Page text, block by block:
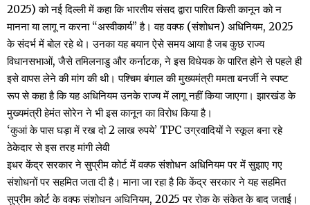
2025) को नई दिल्ली में कहा कि भारतीय संसद द्वारा पारित किसी कानून को न
मानना या लागू न करना “अस्वीकार्य” है। वह वक्फ (संशोधन) अधिनियम, 2025
के संदर्भ में बोल रहे थे। उनका यह बयान ऐसे समय आया है जब कुछ राज्य
विधानसभाओं, जैसे तमिलनाडु और कर्नाटक, ने इस विधेयक के पारित होने से पहले ही
इसे वापस लेने की मांग की थी। पश्चिम बंगाल की मुख्यमंत्री ममता बनर्जी ने स्पष्ट
रूप से कहा है कि यह अधिनियम उनके राज्य में लागू नहीं किया जाएगा। झारखंड के
मुख्यमंत्री हेमंत सोरेन ने भी इस कानून का विरोध किया है।
‘कुआं के पास घड़ा में रख दो 2 लाख रुपये’ TPC उग्रवादियों ने स्कूल बना रहे
ठेकेदार से इस तरह मांगी लेवी
इधर केंद्र सरकार ने सुप्रीम कोर्ट में वक्फ संशोधन अधिनियम पर में सुझाए गए
संशोधनों पर सहमित जता दी है। माना जा रहा है कि केंद्र सरकार ने यह सहमित
सुप्रीम कोर्ट के वक्फ संशोधन अधिनियम, 2025 पर रोक के संकेत के बाद जताई।